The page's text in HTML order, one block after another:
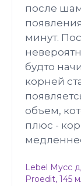
после
минут.
будто
корней
объем,
плюс -
Lebel Мусс
Proedit, 145